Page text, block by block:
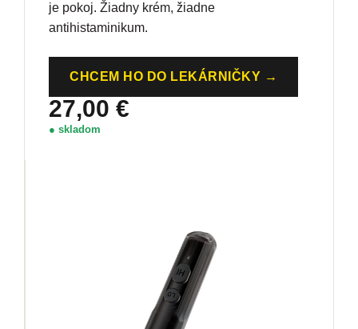
je pokoj. Žiadny krém, žiadne
antihistaminikum.
CHCEM HO DO LEKÁRNIČKY →
27,00 €
● skladom